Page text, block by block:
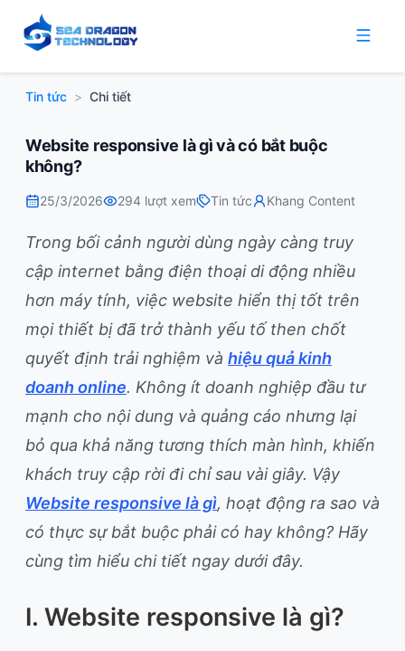
Tin tức > Chi tiết
Website responsive là gì và có bắt buộc
không?
25/3/2026 294 lượt xem Tin tức Khang Content
Trong bối cảnh người dùng ngày càng truy
cập internet bằng điện thoại di động nhiều
hơn máy tính, việc website hiển thị tốt trên
mọi thiết bị đã trở thành yếu tố then chốt
quyết định trải nghiệm và hiệu quả kinh
doanh online. Không ít doanh nghiệp đầu tư
mạnh cho nội dung và quảng cáo nhưng lại
bỏ qua khả năng tương thích màn hình, khiến
khách truy cập rời đi chỉ sau vài giây. Vậy
Website responsive là gì, hoạt động ra sao và
có thực sự bắt buộc phải có hay không? Hãy
cùng tìm hiểu chi tiết ngay dưới đây.
I. Website responsive là gì?